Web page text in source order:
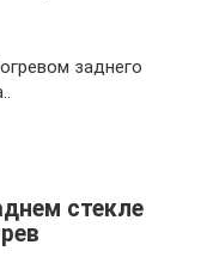
заднего
стекле